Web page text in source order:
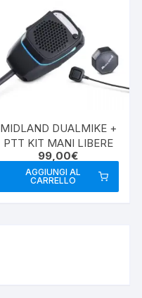
MIDLAND DUALMIKE +
PTT KIT MANI LIBERE
99,00€
AGGIUNGI AL
CARRELLO